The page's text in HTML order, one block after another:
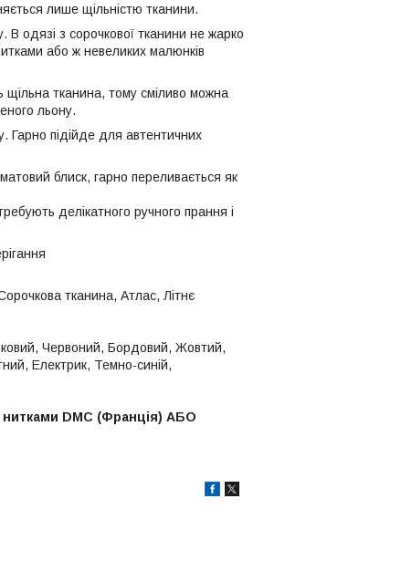
лише щільністю тканини.
В одязі з сорочкової тканини не жарко
або ж невеликих малюнків
тканина, тому сміливо можна
льону.
Гарно підійде для автентичних
блиск, гарно переливається як
делікатного ручного прання і
тканина, Атлас, Літнє
Червоний, Бордовий, Жовтий,
Електрик, Темно-синій,
DMC (Франція) АБО